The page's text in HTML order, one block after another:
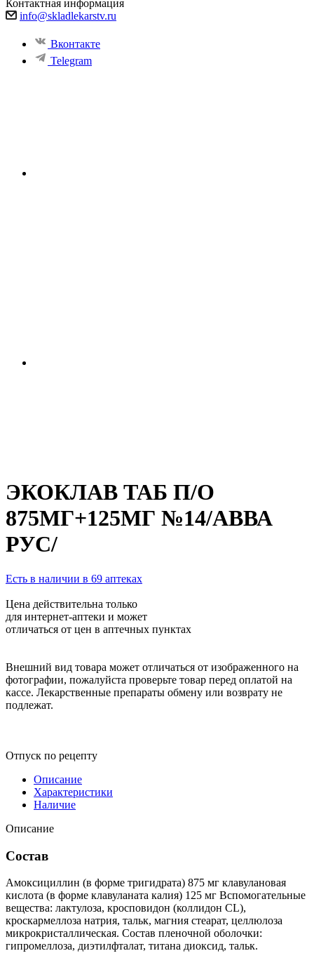
Контактная информация
info@skladlekarstv.ru
Вконтакте
Telegram
ЭКОКЛАВ ТАБ П/О
875МГ+125МГ №14/АВВА
РУС/
Есть в наличии в 69 аптеках
Цена действительна только
для интернет-аптеки и может
отличаться от цен в аптечных пунктах
Внешний вид товара может отличаться от изображенного на
фотографии, пожалуйста проверьте товар перед оплатой на
кассе. Лекарственные препараты обмену или возврату не
подлежат.
Отпуск по рецепту
Описание
Характеристики
Наличие
Описание
Состав
Амоксициллин (в форме тригидрата) 875 мг клавулановая
кислота (в форме клавуланата калия) 125 мг Вспомогательные
вещества: лактулоза, кросповидон (коллидон CL),
кроскармеллоза натрия, тальк, магния стеарат, целлюлоза
микрокристаллическая. Состав пленочной оболочки:
гипромеллоза, диэтилфталат, титана диоксид, тальк.